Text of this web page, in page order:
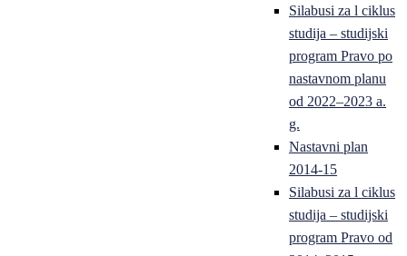
Silabusi za l ciklus
studija – studijski
program Pravo po
nastavnom planu
od 2022–2023 a.
g.
Nastavni plan
2014-15
Silabusi za l ciklus
studija – studijski
program Pravo od